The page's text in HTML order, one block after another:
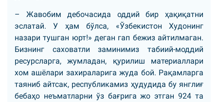
– Жавобим дебочасида оддий бир ҳақиқатни
эслатай. У ҳам бўлса, «Ўзбекистон Худонинг
назари тушган юрт!» деган гап бежиз айтилмаган.
Бизнинг саховатли заминимиз табиий-моддий
ресурсларга, жумладан, қурилиш материаллари
хом ашёлари захираларига жуда бой. Рақамларга
таяниб айтсак, республикамиз ҳудудида бу янглиғ
бебаҳо неъматларни ўз бағрига жо этган 924 та